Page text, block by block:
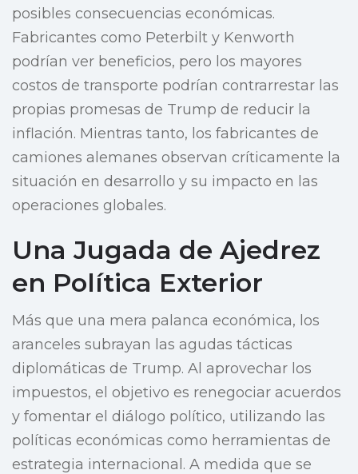
posibles consecuencias económicas.
Fabricantes como Peterbilt y Kenworth
podrían ver beneficios, pero los mayores
costos de transporte podrían contrarrestar las
propias promesas de Trump de reducir la
inflación. Mientras tanto, los fabricantes de
camiones alemanes observan críticamente la
situación en desarrollo y su impacto en las
operaciones globales.
Una Jugada de Ajedrez
en Política Exterior
Más que una mera palanca económica, los
aranceles subrayan las agudas tácticas
diplomáticas de Trump. Al aprovechar los
impuestos, el objetivo es renegociar acuerdos
y fomentar el diálogo político, utilizando las
políticas económicas como herramientas de
estrategia internacional. A medida que se